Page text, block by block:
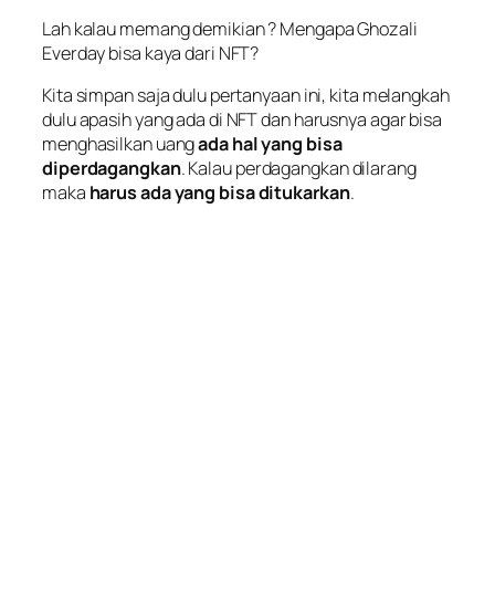
Lah kalau memang demikian ? Mengapa Ghozali
Everday bisa kaya dari NFT?
Kita simpan saja dulu pertanyaan ini, kita melangkah
dulu apasih yang ada di NFT dan harusnya agar bisa
menghasilkan uangada hal yang bisa
diperdagangkan. Kalau perdagangkan dilarang
maka harus ada yang bisa ditukarkan.